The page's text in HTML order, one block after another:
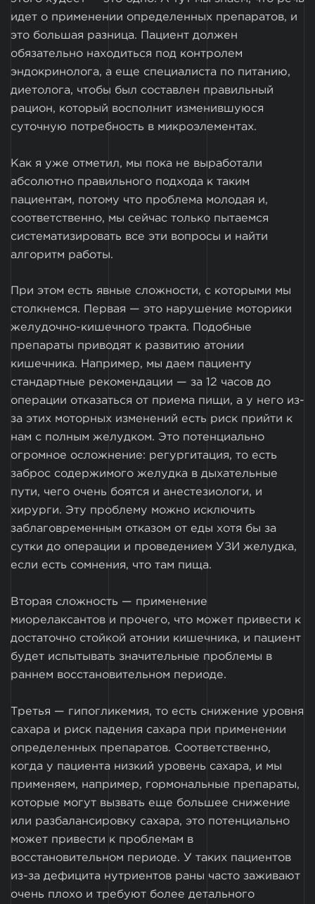
идет о применении определенных препаратов, и
это большая разница. Пациент должен
обязательно находиться под контролем
эндокринолога, а еще специалиста по питанию,
диетолога, чтобы был составлен правильный
рацион, который восполнит изменившуюся
суточную потребность в микроэлементах.
Как я уже отметил, мы пока не выработали
абсолютно правильного подхода к таким
пациентам, потому что проблема молодая и,
соответственно, мы сейчас только пытаемся
систематизировать все эти вопросы и найти
алгоритм работы.
При этом есть явные сложности, с которыми мы
столкнемся. Первая — это нарушение моторики
желудочно-кишечного тракта. Подобные
препараты приводят к развитию атонии
кишечника. Например, мы даем пациенту
стандартные рекомендации — за 12 часов до
операции отказаться от приема пищи, а у него из-
за этих моторных изменений есть риск прийти к
нам с полным желудком. Это потенциально
огромное осложнение: регургитация, то есть
заброс содержимого желудка в дыхательные
пути, чего очень боятся и анестезиологи, и
хирурги. Эту проблему можно исключить
заблаговременным отказом от еды хотя бы за
сутки до операции и проведением УЗИ желудка,
если есть сомнения, что там пища.
Вторая сложность — применение
миорелаксантов и прочего, что может привести к
достаточно стойкой атонии кишечника, и пациент
будет испытывать значительные проблемы в
раннем восстановительном периоде.
Третья — гипогликемия, то есть снижение уровня
сахара и риск падения сахара при применении
определенных препаратов. Соответственно,
когда у пациента низкий уровень сахара, и мы
применяем, например, гормональные препараты,
которые могут вызвать еще большее снижение
или разбалансировку сахара, это потенциально
может привести к проблемам в
восстановительном периоде. У таких пациентов
из-за дефицита нутриентов раны часто заживают
очень плохо и требуют более детального